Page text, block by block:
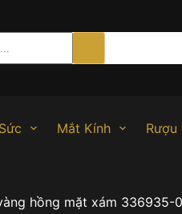
Mắt Kính Rượu
hồng mặt xám 336935-